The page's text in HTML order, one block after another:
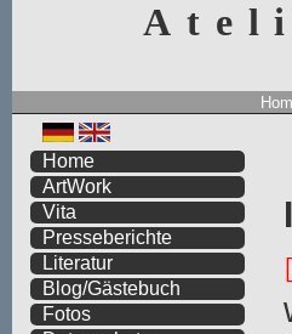
Home
ArtWork
Vita
Presseberichte
Literatur
Blog/Gästebuch
Fotos